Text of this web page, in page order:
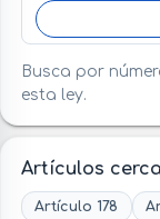
Busca por
esta ley.
Artículos
Artículo 178